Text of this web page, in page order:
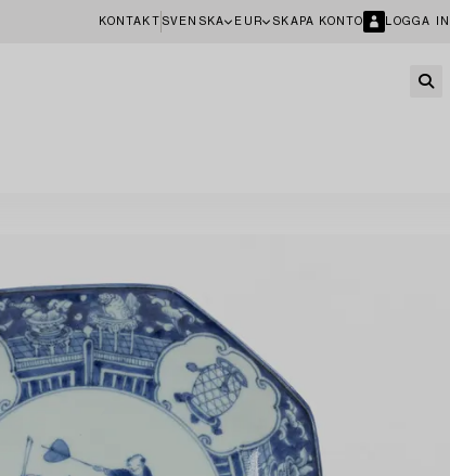
KONTAKT SVENSKA EUR SKAPA KONTO LOGGA IN